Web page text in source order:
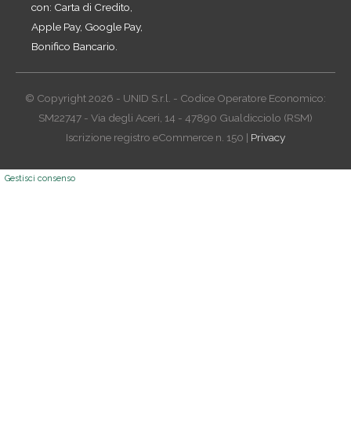
con: Carta di Credito,
Apple Pay, Google Pay,
Bonifico Bancario.
© Copyright 2026 - UNID S.r.l. - Codice Operatore Economico:
SM22747 - Via degli Aceri, 14 - 47890 Gualdicciolo (RSM)
Iscrizione registro eCommerce n. 150 | Privacy
Gestisci consenso